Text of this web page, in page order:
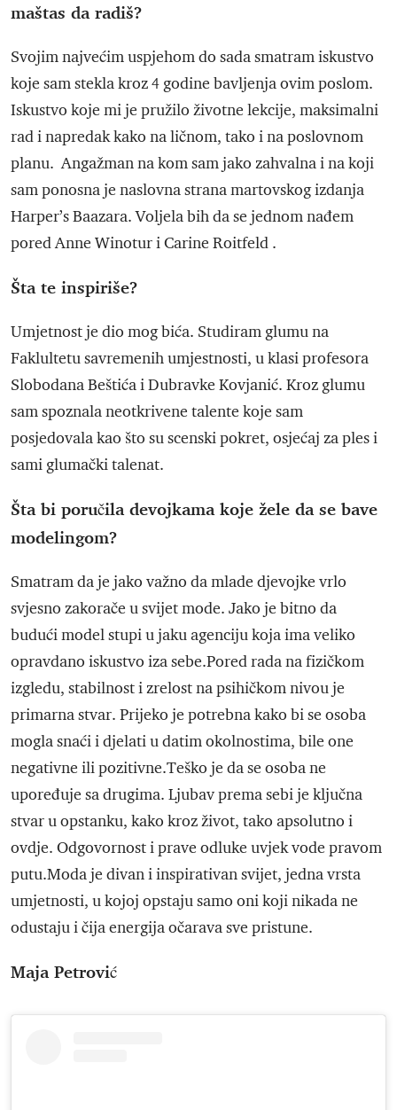
maštas da radiš?
Svojim najvećim uspjehom do sada smatram iskustvo
koje sam stekla kroz 4 godine bavljenja ovim poslom.
Iskustvo koje mi je pružilo životne lekcije, maksimalni
rad i napredak kako na ličnom, tako i na poslovnom
planu. Angažman na kom sam jako zahvalna i na koji
sam ponosna je naslovna strana martovskog izdanja
Harper’s Baazara. Voljela bih da se jednom nađem
pored Anne Winotur i Carine Roitfeld .
Šta te inspiriše?
Umjetnost je dio mog bića. Studiram glumu na
Faklultetu savremenih umjestnosti, u klasi profesora
Slobodana Beštića i Dubravke Kovjanić. Kroz glumu
sam spoznala neotkrivene talente koje sam
posjedovala kao što su scenski pokret, osjećaj za ples i
sami glumački talenat.
Šta bi poručila devojkama koje žele da se bave
modelingom?
Smatram da je jako važno da mlade djevojke vrlo
svjesno zakorače u svijet mode. Jako je bitno da
budući model stupi u jaku agenciju koja ima veliko
opravdano iskustvo iza sebe.Pored rada na fizičkom
izgledu, stabilnost i zrelost na psihičkom nivou je
primarna stvar. Prijeko je potrebna kako bi se osoba
mogla snaći i djelati u datim okolnostima, bile one
negativne ili pozitivne.Teško je da se osoba ne
upoređuje sa drugima. Ljubav prema sebi je ključna
stvar u opstanku, kako kroz život, tako apsolutno i
ovdje. Odgovornost i prave odluke uvjek vode pravom
putu.Moda je divan i inspirativan svijet, jedna vrsta
umjetnosti, u kojoj opstaju samo oni koji nikada ne
odustaju i čija energija očarava sve pristune.
Maja Petrović